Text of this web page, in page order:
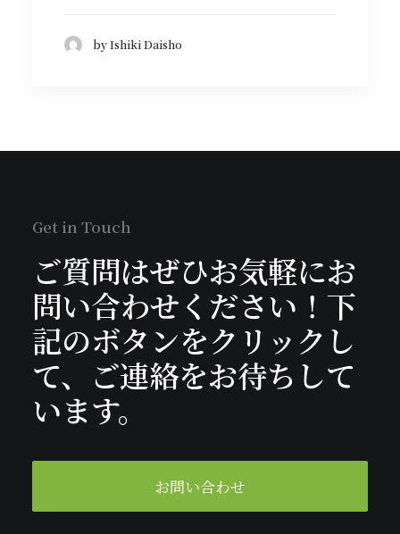
by Ishiki Daisho
Get in Touch
ご質問はぜひお気軽にお
問い合わせください！下
記のボタンをクリックし
て、ご連絡をお待ちして
います。
お問い合わせ